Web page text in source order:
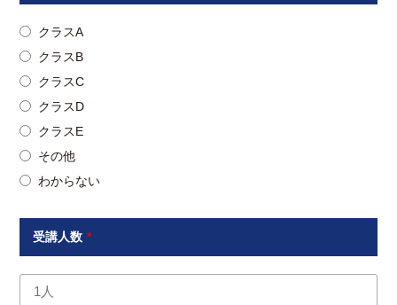
クラスA
クラスB
クラスC
クラスD
クラスE
その他
わからない
受講人数*